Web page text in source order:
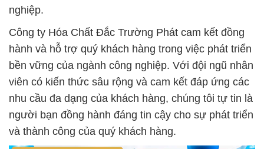
nghiệp.
Công ty Hóa Chất Đắc Trường Phát cam kết đồng
hành và hỗ trợ quý khách hàng trong việc phát triển
bền vững của ngành công nghiệp. Với đội ngũ nhân
viên có kiến thức sâu rộng và cam kết đáp ứng các
nhu cầu đa dạng của khách hàng, chúng tôi tự tin là
người bạn đồng hành đáng tin cậy cho sự phát triển
và thành công của quý khách hàng.